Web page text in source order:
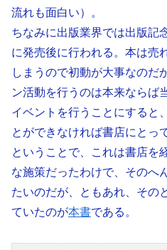
流れも面白い）。
ちなみに出版業界では出版記
に発売後に行われる。本は売
しまうので初動が大事なのだ
ン活動を行うのは本来ならば
イベントを行うことにすると
とができなければ書店にとっ
ということで、これは書店を
な施策だったわけで、そのへ
たいのだが、ともあれ、その
ていたのが本書である。